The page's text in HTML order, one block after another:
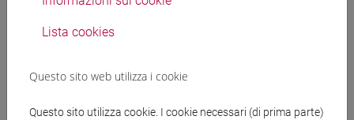
produzione industriale. Esempi di coloranti: acidi,
- Pigmenti: classificazione e produzione industriale,
pigmenti: bianchi, neri, colorati, metallici,
Lista cookies
Questo sito web utilizza i cookie
Questo sito utilizza cookie. I cookie necessari (di prima parte)